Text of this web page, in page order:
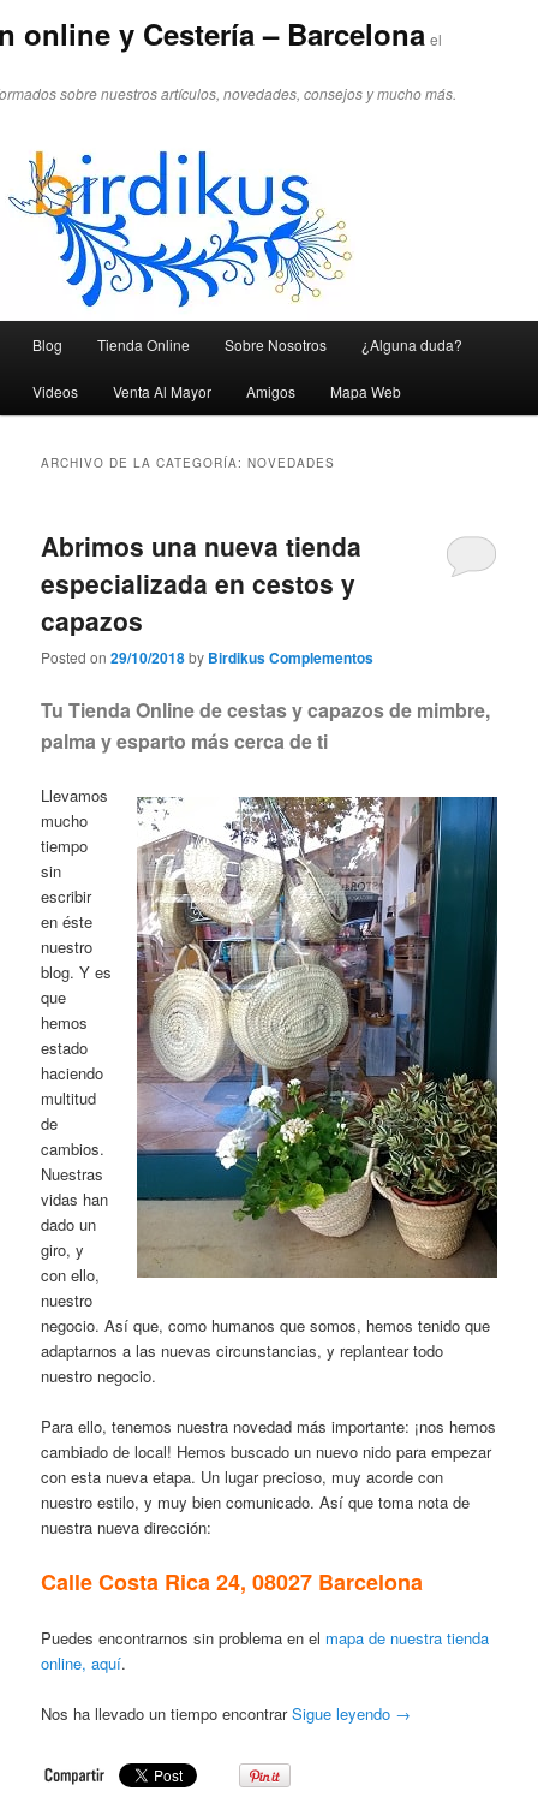
online y Cestería – Barcelona el
sobre nuestros artículos, novedades, consejos y mucho más.
Ir al contenido principal
Ir al contenido secundario
Blog Tienda Online Sobre Nosotros ¿Alguna duda?
Videos Venta Al Mayor Amigos Mapa Web
ARCHIVO DE LA CATEGORÍA:NOVEDADES
Abrimos una nueva tienda
especializada en cestos y
capazos
Posted on29/10/2018by Birdikus Complementos
Tu Tienda Online de cestas y capazos de mimbre,
palma y esparto más cerca de ti
Llevamos
mucho
tiempo
sin
escribir
en éste
nuestro
blog. Y es
que
hemos
estado
haciendo
multitud
de
cambios.
Nuestras
vidas han
dado un
giro, y
con ello,
nuestro
negocio. Así que, como humanos que somos, hemos tenido que
adaptarnos a las nuevas circunstancias, y replantear todo
nuestro negocio.
Para ello, tenemos nuestra novedad más importante: ¡nos hemos
cambiado de local! Hemos buscado un nuevo nido para empezar
con esta nueva etapa. Un lugar precioso, muy acorde con
nuestro estilo, y muy bien comunicado. Así que toma nota de
nuestra nueva dirección:
Calle Costa Rica 24, 08027 Barcelona
Puedes encontrarnos sin problema en el mapa de nuestra tienda
online, aquí.
Nos ha llevado un tiempo encontrarSigue leyendo →